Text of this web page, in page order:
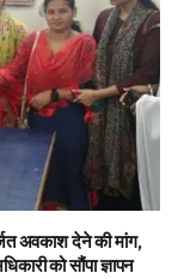
अवकाश देने की मांग,
को सौंपा ज्ञापन